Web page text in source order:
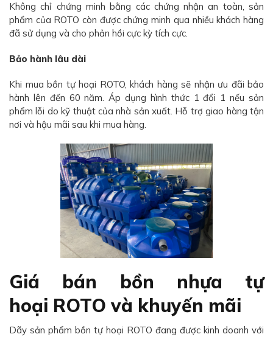
Không chỉ chứng minh bằng các chứng nhận an toàn, sản
phẩm của ROTO còn được chứng minh qua nhiều khách hàng
đã sử dụng và cho phản hồi cực kỳ tích cực.
Bảo hành lâu dài
Khi mua bồn tự hoại ROTO, khách hàng sẽ nhận ưu đãi bảo
hành lên đến 60 năm. Áp dụng hình thức 1 đổi 1 nếu sản
phẩm lỗi do kỹ thuật của nhà sản xuất. Hỗ trợ giao hàng tận
nơi và hậu mãi sau khi mua hàng.
Giá bán bồn nhựa tự
hoại ROTO và khuyến mãi
Dãy sản phẩm bồn tự hoại ROTO đang được kinh doanh với